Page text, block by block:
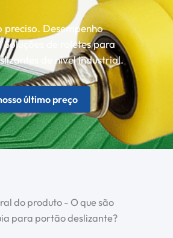
preciso. Desempenho
de roletes para
de nível industrial.
último preço
do produto - O que são
para portão deslizante?